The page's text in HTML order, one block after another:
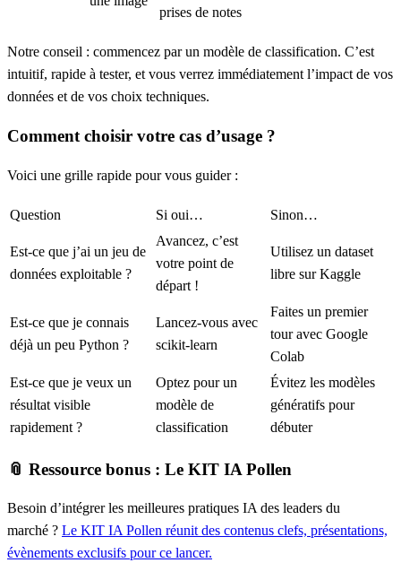
prises de notes
Notre conseil : commencez par un modèle de classification. C’est
intuitif, rapide à tester, et vous verrez immédiatement l’impact de vos
données et de vos choix techniques.
Comment choisir votre cas d’usage ?
Voici une grille rapide pour vous guider :
Question Si oui… Sinon…
Est-ce que j’ai un jeu de
données exploitable ?
Avancez, c’est
votre point de
départ !
Utilisez un dataset
libre sur Kaggle
Est-ce que je connais
déjà un peu Python ?
Lancez-vous avec
scikit-learn
Faites un premier
tour avec Google
Colab
Est-ce que je veux un
résultat visible
rapidement ?
Optez pour un
modèle de
classification
Évitez les modèles
génératifs pour
débuter
📎 Ressource bonus : Le KIT IA Pollen
Besoin d’intégrer les meilleures pratiques IA des leaders du
marché ? Le KIT IA Pollen réunit des contenus clefs, présentations,
évènements exclusifs pour ce lancer.